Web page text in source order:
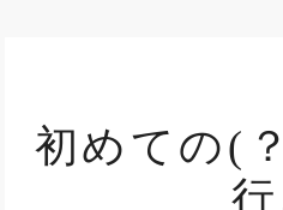
初めての(
行